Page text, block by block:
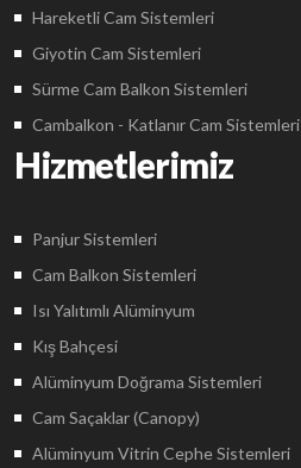
Hareketli Cam Sistemleri
Giyotin Cam Sistemleri
Sürme Cam Balkon Sistemleri
Cambalkon - Katlanır Cam Sistemleri
Hizmetlerimiz
Panjur Sistemleri
Cam Balkon Sistemleri
Isı Yalıtımlı Alüminyum
Kış Bahçesi
Alüminyum Doğrama Sistemleri
Cam Saçaklar (Canopy)
Alüminyum Vitrin Cephe Sistemleri